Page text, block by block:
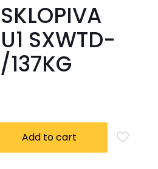
SXWTD-
Add to cart